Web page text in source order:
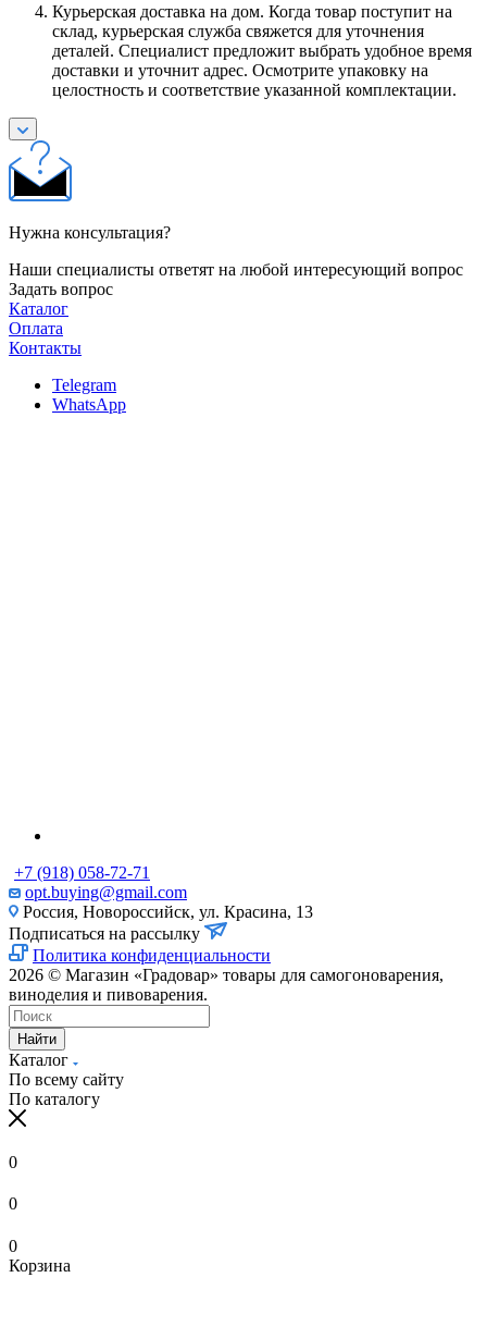
Курьерская доставка на дом. Когда товар поступит на
склад, курьерская служба свяжется для уточнения
деталей. Специалист предложит выбрать удобное время
доставки и уточнит адрес. Осмотрите упаковку на
целостность и соответствие указанной комплектации.
Нужна консультация?
Наши специалисты ответят на любой интересующий вопрос
Задать вопрос
Каталог
Оплата
Контакты
Telegram
WhatsApp
+7 (918) 058-72-71
opt.buying@gmail.com
Россия, Новороссийск, ул. Красина, 13
Подписаться на рассылку
Политика конфиденциальности
2026 © Магазин «Градовар» товары для самогоноварения,
виноделия и пивоварения.
Найти
Каталог
По всему сайту
По каталогу
0
0
0
Корзина